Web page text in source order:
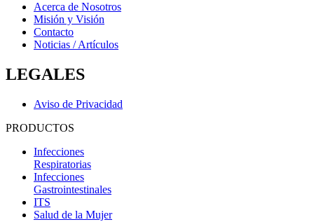
Acerca de Nosotros
Misión y Visión
Contacto
Noticias / Artículos
LEGALES
Aviso de Privacidad
PRODUCTOS
Infecciones
Respiratorias
Infecciones
Gastrointestinales
ITS
Salud de la Mujer